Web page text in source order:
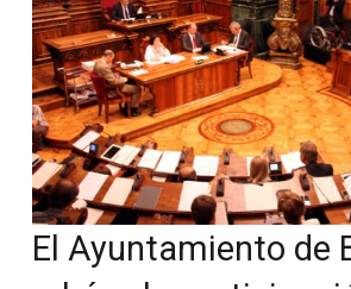
El Ayuntamiento de